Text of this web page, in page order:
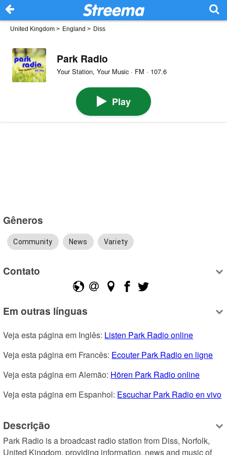
United Kingdom > England > Diss
Park Radio
Your Station, Your Music · FM · 107.6
Play
Gêneros
Community News Variety
Contato
Em outras línguas
Veja esta página em Inglês: Listen Park Radio online
Veja esta página em Francês: Ecouter Park Radio en ligne
Veja esta página em Alemão: Hören Park Radio online
Veja esta página em Espanhol: Escuchar Park Radio en vivo
Descrição
Park Radio is a broadcast radio station from Diss, Norfolk,
United Kingdom, providing information, news and music of